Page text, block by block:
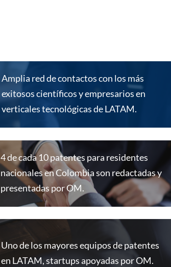
Amplia red de contactos con los más
exitosos científicos y empresarios en
verticales tecnológicas de LATAM.
4 de cada 10 patentes para residentes
nacionales en Colombia son redactadas y
presentadas por OM.
Uno de los mayores equipos de patentes
en LATAM, startups apoyadas por OM.